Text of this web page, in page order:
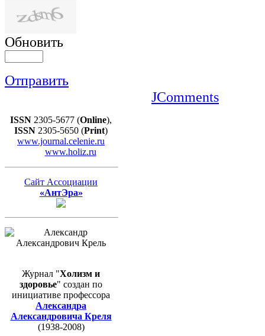
Обновить
Отправить
JComments
ISSN 2305-5677 (Online),
ISSN 2305-5650 (Print)
www.journal.celenie.ru
www.holiz.ru
Сайт Ассоциации
«АнтЭра»
Журнал "Холизм и
здоровье" создан по
инициативе профессора
Александра
Александровича Креля
(1938-2008)